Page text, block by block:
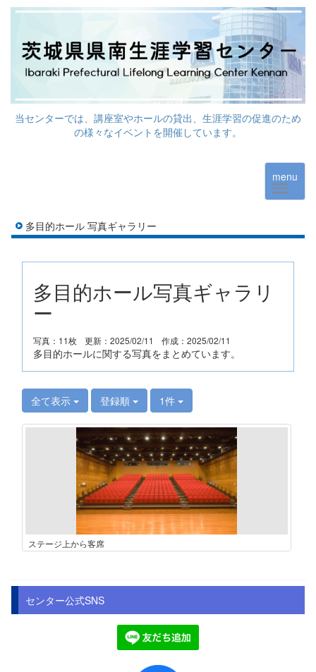
当センターでは、講座室やホールの貸出、生涯学習の促進のため
の様々なイベントを開催しています。
menu
多目的ホール 写真ギャラリー
多目的ホール写真ギャラリ
ー
写真：11枚 更新：2025/02/11 作成：2025/02/11
多目的ホールに関する写真をまとめています。
全て表示 登録順 1件
ステージ上から客席
センター公式SNS